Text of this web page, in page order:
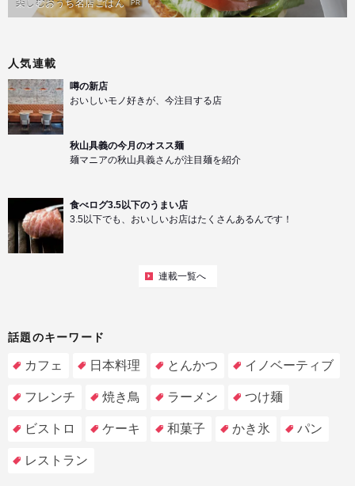
楽しむおうち名店ごはん PR
人気連載
噂の新店
おいしいモノ好きが、今注目する店
秋山具義の今月のオスス麺
麺マニアの秋山具義さんが注目麺を紹介
食べログ3.5以下のうまい店
3.5以下でも、おいしいお店はたくさんあるんです！
連載一覧へ
話題のキーワード
カフェ 日本料理 とんかつ イノベーティブ
フレンチ 焼き鳥 ラーメン つけ麺
ビストロ ケーキ 和菓子 かき氷 パン
レストラン